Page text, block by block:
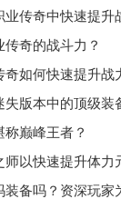
传奇中快速提升
奇的战斗力？
如何快速提升战
版本中的顶级装
巅峰王者？
以快速提升体力
备吗？资深玩家